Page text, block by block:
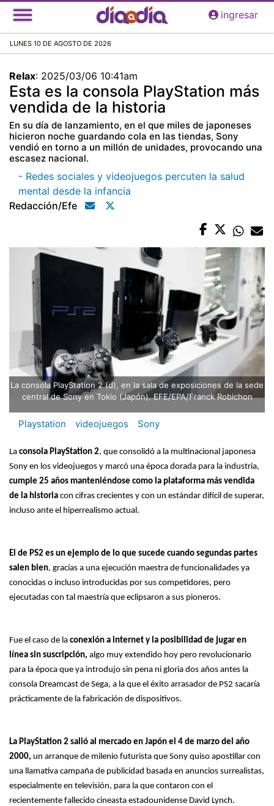
Pasar
al
principal
ingresar
LUNES 10 DE AGOSTO DE 2026
Relax: 2025/03/06 10:41am
Esta es la consola PlayStation más
vendida de la historia
En su día de lanzamiento, en el que miles de japoneses
hicieron noche guardando cola en las tiendas, Sony
vendió en torno a un millón de unidades, provocando una
escasez nacional.
- Redes sociales y videojuegos percuten la salud
mental desde la infancia
Redacción/efe
La consola PlayStation 2 (d), en la sala de exposiciones de la sede
central de Sony en Tokio (Japón). EFE/EPA/Franck Robichon
Playstation videojuegos Sony
La consola PlayStation 2, que consolidó a la multinacional japonesa
Sony en los videojuegos y marcó una época dorada para la industria,
cumple 25 años manteniéndose como la plataforma más vendida
de la historia con cifras crecientes y con un estándar difícil de superar,
incluso ante el hiperrealismo actual.
El de PS2 es un ejemplo de lo que sucede cuando segundas partes
salen bien, gracias a una ejecución maestra de funcionalidades ya
conocidas o incluso introducidas por sus competidores, pero
ejecutadas con tal maestría que eclipsaron a sus pioneros.
Fue el caso de la conexión a internet y la posibilidad de jugar en
línea sin suscripción, algo muy extendido hoy pero revolucionario
para la época que ya introdujo sin pena ni gloria dos años antes la
consola Dreamcast de Sega, a la que el éxito arrasador de PS2 sacaría
prácticamente de la fabricación de dispositivos.
La PlayStation 2 salió al mercado en Japón el 4 de marzo del año
2000, un arranque de milenio futurista que Sony quiso apostillar con
una llamativa campaña de publicidad basada en anuncios surrealistas,
especialmente en televisión, para la que contaron con el
recientemente fallecido cineasta estadounidense David Lynch.